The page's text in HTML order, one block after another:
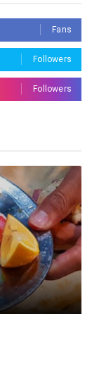
Fans
Followers
Followers